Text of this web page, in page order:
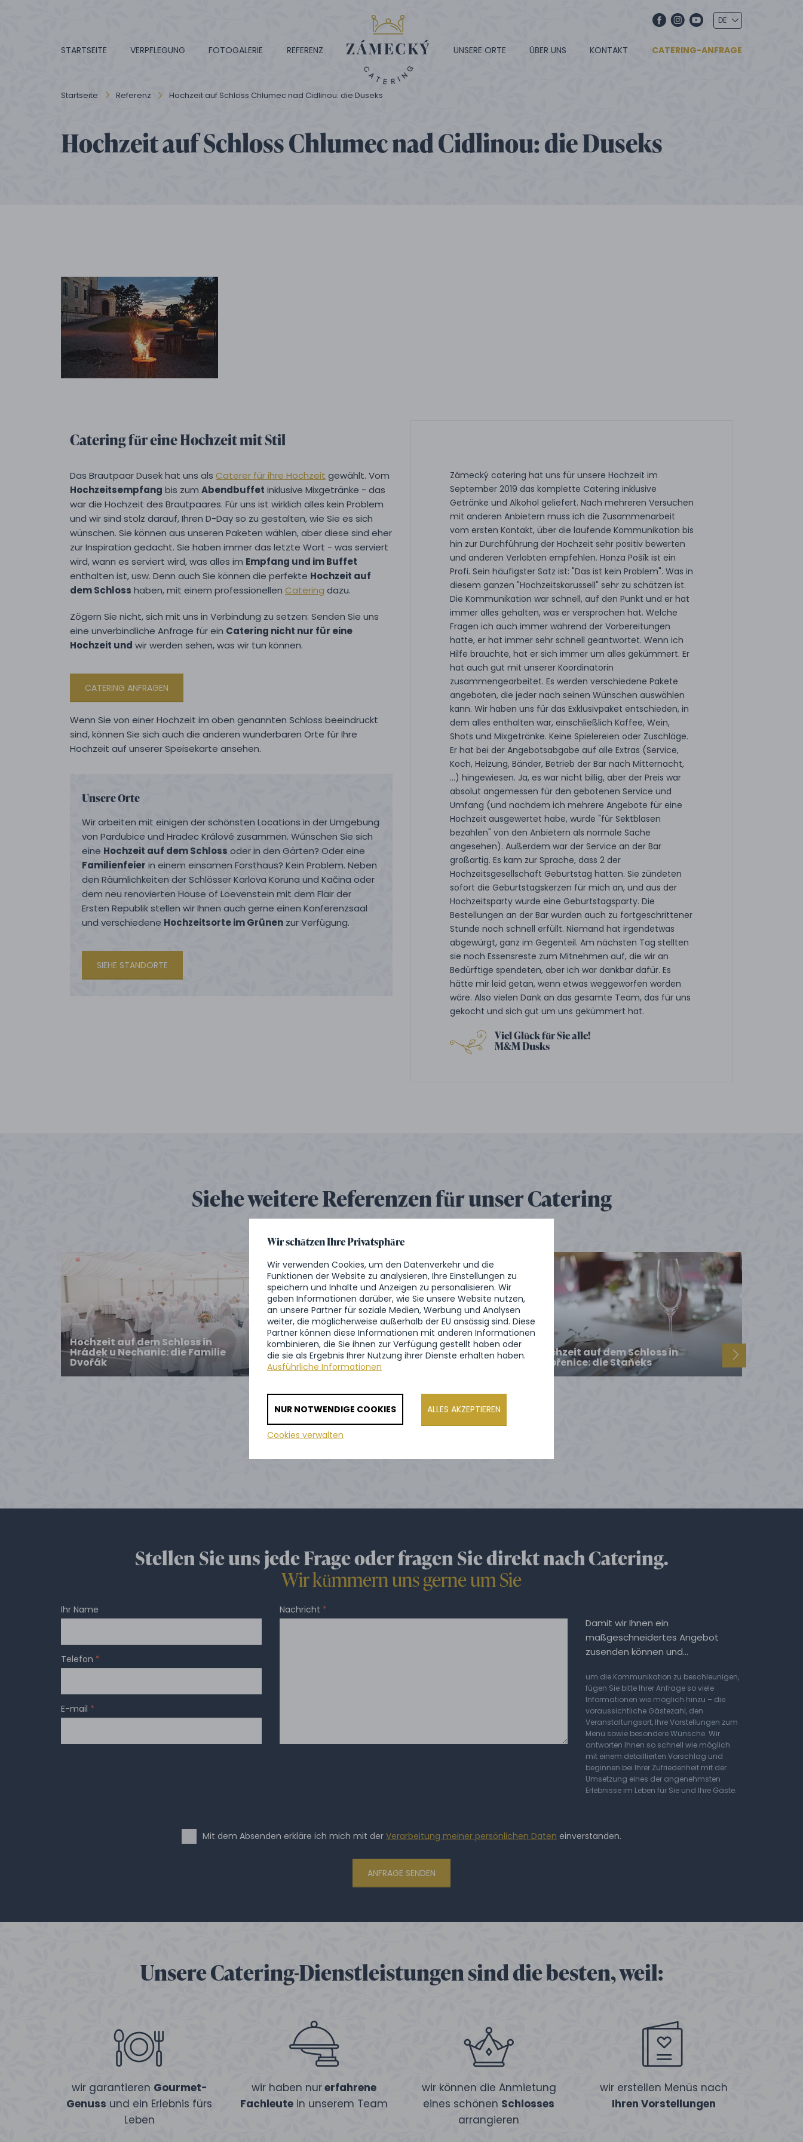
CATERING-ANFRAGE
STARTSEITE VERPFLEGUNG FOTOGALERIE REFERENZ UNSERE ORTE ÜBER UNS KONTAKT
Startseite Referenz Hochzeit auf Schloss Chlumec nad Cidlinou: die Duseks
Hochzeit auf Schloss Chlumec nad Cidlinou: die Duseks
Catering für eine Hochzeit mit Stil
Das Brautpaar Dusek hat uns als Caterer für ihre Hochzeit gewählt. Vom
Hochzeitsempfang bis zum Abendbuffet inklusive Mixgetränke - das
war die Hochzeit des Brautpaares. Für uns ist wirklich alles kein Problem
und wir sind stolz darauf, Ihren D-Day so zu gestalten, wie Sie es sich
wünschen. Sie können aus unseren Paketen wählen, aber diese sind eher
zur Inspiration gedacht. Sie haben immer das letzte Wort - was serviert
wird, wann es serviert wird, was alles im Empfang und im Buffet
enthalten ist, usw. Denn auch Sie können die perfekte Hochzeit auf
dem Schloss haben, mit einem professionellen Catering dazu.
Zögern Sie nicht, sich mit uns in Verbindung zu setzen: Senden Sie uns
eine unverbindliche Anfrage für ein Catering nicht nur für eine
Hochzeit und wir werden sehen, was wir tun können.
CATERING ANFRAGEN
Wenn Sie von einer Hochzeit im oben genannten Schloss beeindruckt
sind, können Sie sich auch die anderen wunderbaren Orte für Ihre
Hochzeit auf unserer Speisekarte ansehen.
Unsere Orte
Wir arbeiten mit einigen der schönsten Locations in der Umgebung
von Pardubice und Hradec Králové zusammen. Wünschen Sie sich
eine Hochzeit auf dem Schloss oder in den Gärten? Oder eine
Familienfeier in einem einsamen Forsthaus? Kein Problem. Neben
den Räumlichkeiten der Schlösser Karlova Koruna und Kačina oder
dem neu renovierten House of Loevenstein mit dem Flair der
Ersten Republik stellen wir Ihnen auch gerne einen Konferenzsaal
und verschiedene Hochzeitsorte im Grünen zur Verfügung.
SIEHE STANDORTE
Zámecký catering hat uns für unsere Hochzeit im
September 2019 das komplette Catering inklusive
Getränke und Alkohol geliefert. Nach mehreren Versuchen
mit anderen Anbietern muss ich die Zusammenarbeit
vom ersten Kontakt, über die laufende Kommunikation bis
hin zur Durchführung der Hochzeit sehr positiv bewerten
und anderen Verlobten empfehlen. Honza Pošík ist ein
Profi. Sein häufigster Satz ist: "Das ist kein Problem". Was in
diesem ganzen "Hochzeitskarussell" sehr zu schätzen ist.
Die Kommunikation war schnell, auf den Punkt und er hat
immer alles gehalten, was er versprochen hat. Welche
Fragen ich auch immer während der Vorbereitungen
hatte, er hat immer sehr schnell geantwortet. Wenn ich
Hilfe brauchte, hat er sich immer um alles gekümmert. Er
hat auch gut mit unserer Koordinatorin
zusammengearbeitet. Es werden verschiedene Pakete
angeboten, die jeder nach seinen Wünschen auswählen
kann. Wir haben uns für das Exklusivpaket entschieden, in
dem alles enthalten war, einschließlich Kaffee, Wein,
Shots und Mixgetränke. Keine Spielereien oder Zuschläge.
Er hat bei der Angebotsabgabe auf alle Extras (Service,
Koch, Heizung, Bänder, Betrieb der Bar nach Mitternacht,
...) hingewiesen. Ja, es war nicht billig, aber der Preis war
absolut angemessen für den gebotenen Service und
Umfang (und nachdem ich mehrere Angebote für eine
Hochzeit ausgewertet habe, wurde "für Sektblasen
bezahlen" von den Anbietern als normale Sache
angesehen). Außerdem war der Service an der Bar
großartig. Es kam zur Sprache, dass 2 der
Hochzeitsgesellschaft Geburtstag hatten. Sie zündeten
sofort die Geburtstagskerzen für mich an, und aus der
Hochzeitsparty wurde eine Geburtstagsparty. Die
Bestellungen an der Bar wurden auch zu fortgeschrittener
Stunde noch schnell erfüllt. Niemand hat irgendetwas
abgewürgt, ganz im Gegenteil. Am nächsten Tag stellten
sie noch Essensreste zum Mitnehmen auf, die wir an
Bedürftige spendeten, aber ich war dankbar dafür. Es
hätte mir leid getan, wenn etwas weggeworfen worden
wäre. Also vielen Dank an das gesamte Team, das für uns
gekocht und sich gut um uns gekümmert hat.
Viel Glück für Sie alle!
M&M Dusks
Siehe weitere Referenzen für unser Catering
Hochzeit auf dem Schloss in
Hrádek u Nechanic: die Familie
Dvořák
Hochzeitsfeier in Chlumec nad
Cidlinou: Herr und Frau Růžička
Hochzeit auf dem Schloss in
Dobřenice: die Staňeks
Stellen Sie uns jede Frage oder fragen Sie direkt nach Catering.
Wir kümmern uns gerne um Sie
Ihr Name
Telefon *
E-mail *
Nachricht *
Damit wir Ihnen ein
maßgeschneidertes Angebot
zusenden können und…
um die Kommunikation zu beschleunigen,
fügen Sie bitte Ihrer Anfrage so viele
Informationen wie möglich hinzu – die
voraussichtliche Gästezahl, den
Veranstaltungsort, Ihre Vorstellungen zum
Menü sowie besondere Wünsche. Wir
antworten Ihnen so schnell wie möglich
mit einem detaillierten Vorschlag und
beginnen bei Ihrer Zufriedenheit mit der
Umsetzung eines der angenehmsten
Erlebnisse im Leben für Sie und Ihre Gäste.
Mit dem Absenden erkläre ich mich mit der Verarbeitung meiner persönlichen Daten einverstanden.
ANFRAGE SENDEN
Unsere Catering-Dienstleistungen sind die besten, weil:
wir garantieren Gourmet-
Genuss und ein Erlebnis fürs
Leben
wir haben nurerfahrene
Fachleute in unserem Team
wir können die Anmietung
eines schönen Schlosses
arrangieren
wir erstellen Menüs nach
Ihren Vorstellungen
Wir schätzen Ihre Privatsphäre
Wir verwenden Cookies, um den Datenverkehr und die
Funktionen der Website zu analysieren, Ihre Einstellungen zu
speichern und Inhalte und Anzeigen zu personalisieren. Wir
geben Informationen darüber, wie Sie unsere Website nutzen,
an unsere Partner für soziale Medien, Werbung und Analysen
weiter, die möglicherweise außerhalb der EU ansässig sind. Diese
Partner können diese Informationen mit anderen Informationen
kombinieren, die Sie ihnen zur Verfügung gestellt haben oder
die sie als Ergebnis Ihrer Nutzung ihrer Dienste erhalten haben.
Ausführliche Informationen
NUR NOTWENDIGE COOKIES ALLES AKZEPTIEREN
Cookies verwalten